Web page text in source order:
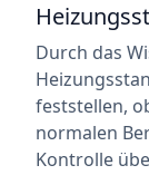
Durch das
feststellen,
normalen
Kontrolle